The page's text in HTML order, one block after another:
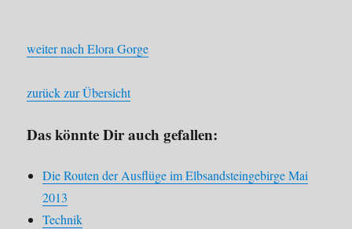
weiter nach Elora Gorge
zurück zur Übersicht
Das könnte Dir auch gefallen:
Die Routen der Ausflüge im Elbsandsteingebirge Mai
2013
Technik